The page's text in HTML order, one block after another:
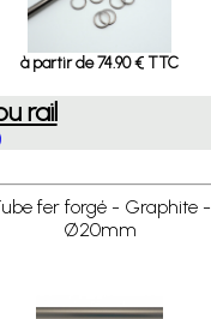
à partir de 74.90 € TTC
rail
fer forgé - Graphite -
Ø20mm